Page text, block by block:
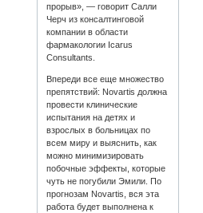
прорыв», — говорит Салли
Черч из консалтинговой
компании в области
фармакологии Icarus
Consultants.
Впереди все еще множество
препятствий: Novartis должна
провести клинические
испытания на детях и
взрослых в больницах по
всем миру и выяснить, как
можно минимизировать
побочные эффекты, которые
чуть не погубили Эмили. По
прогнозам Novartis, вся эта
работа будет выполнена к